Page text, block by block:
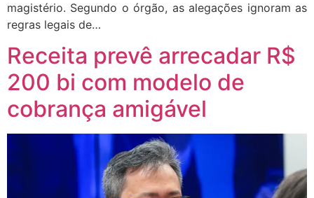
magistério. Segundo o órgão, as alegações ignoram as
regras legais de…
Receita prevê arrecadar R$
200 bi com modelo de
cobrança amigável